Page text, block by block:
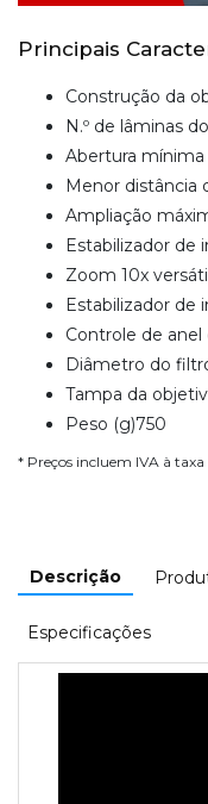
Principais
Construção da
N.º de lâminas
Abertura mínima
Menor distância
Ampliação
Estabilizador de
Zoom 10x
Estabilizador de
Controle de
Diâmetro do
Tampa da
Peso (g)750
* Preços incluem IVA à
Descrição
Especificações